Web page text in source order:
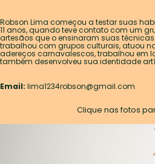
Robson Lima começou a testar suas
11 anos, quando teve contato com um
artesãos que o ensinaram suas
trabalhou com grupos culturais, atuou
adereços carnavalescos, trabalhou em
também desenvolveu sua identidade
Email: lima1234robson@gmail.com
Clique nas fotos